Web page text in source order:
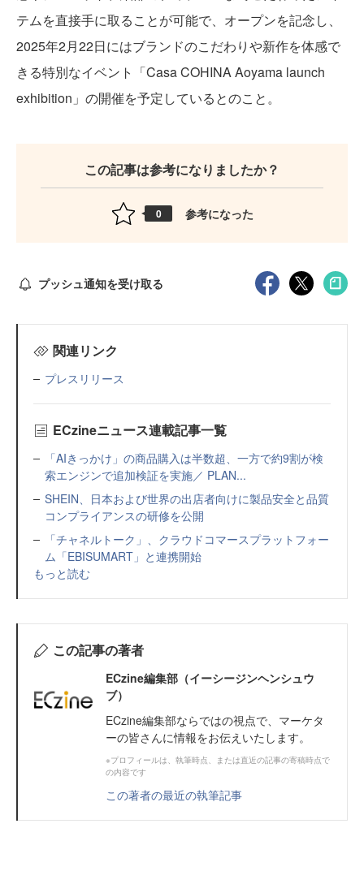
テムを直接手に取ることが可能で、オープンを記念し、
2025年2月22日にはブランドのこだわりや新作を体感で
きる特別なイベント「Casa COHINA Aoyama launch
exhibition」の開催を予定しているとのこと。
この記事は参考になりましたか？
0 参考になった
プッシュ通知を受け取る
関連リンク
プレスリリース
ECzineニュース連載記事一覧
「AIきっかけ」の商品購入は半数超、一方で約9割が検
索エンジンで追加検証を実施／ PLAN...
SHEIN、日本および世界の出店者向けに製品安全と品質
コンプライアンスの研修を公開
「チャネルトーク」、クラウドコマースプラットフォー
ム「EBISUMART」と連携開始
もっと読む
この記事の著者
ECzine編集部（イーシージンヘンシュウ
ブ）
ECzine編集部ならではの視点で、マーケタ
ーの皆さんに情報をお伝えいたします。
※プロフィールは、執筆時点、または直近の記事の寄稿時点で
の内容です
この著者の最近の執筆記事